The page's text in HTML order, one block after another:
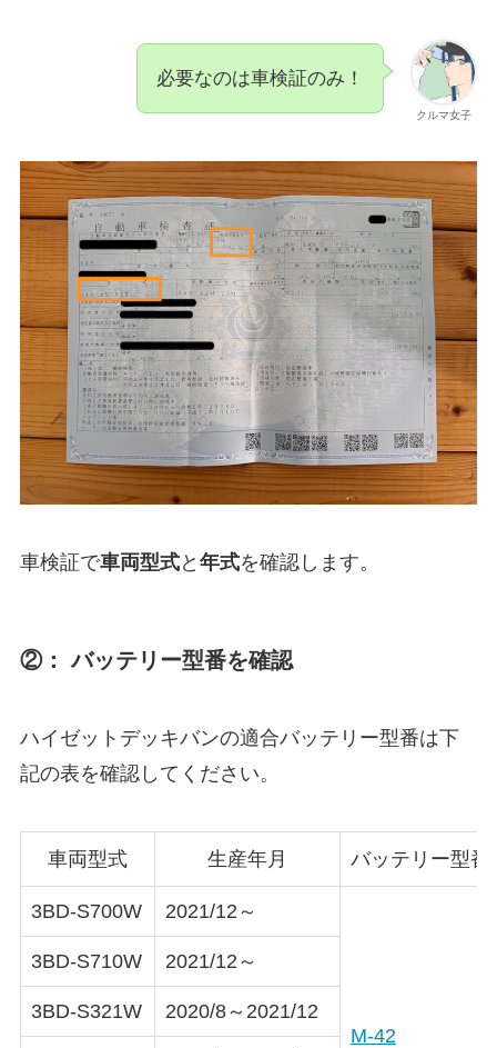
クルマ女子
必要なのは車検証のみ！
車検証で車両型式と 年式を確認します。
②： バッテリー型番を確認
ハイゼットデッキバンの適合バッテリー型番は下
記の表を確認してください。
車両型式 生産年月 バッテリー型番
3BD-S700W 2021/12～
M-42
3BD-S710W 2021/12～
3BD-S321W 2020/8～2021/12